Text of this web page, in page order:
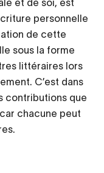
et de soi, est
personnelle
de cette
sous la forme
littéraires lors
C’est dans
contributions que
chacune peut